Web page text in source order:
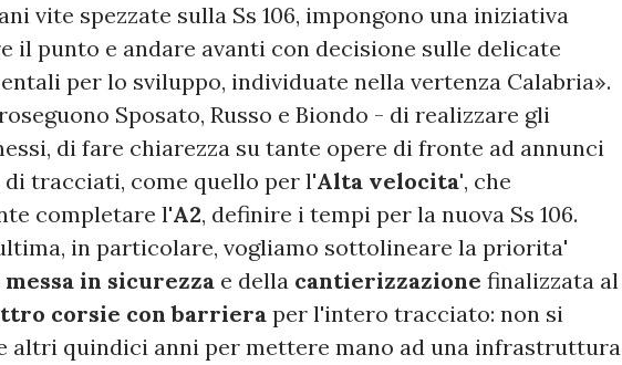
vite spezzate sulla Ss 106, impongono una iniziativa
il punto e andare avanti con decisione sulle delicate
per lo sviluppo, individuate nella vertenza Calabria».
Sposato, Russo e Biondo - di realizzare gli
di fare chiarezza su tante opere di fronte ad annunci
tracciati, come quello per l'Alta velocita', che
completare l'A2, definire i tempi per la nuova Ss 106.
in particolare, vogliamo sottolineare la priorita'
messa in sicurezza e della cantierizzazione finalizzata al
corsie con barriera per l'intero tracciato: non si
altri quindici anni per mettere mano ad una infrastruttura